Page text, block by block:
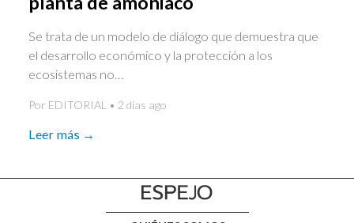
Se trata de un modelo de diálogo que demuestra que
el desarrollo económico y la protección a los
ecosistemas no…
Por EDITORIAL • 2 días ago
Leer más →